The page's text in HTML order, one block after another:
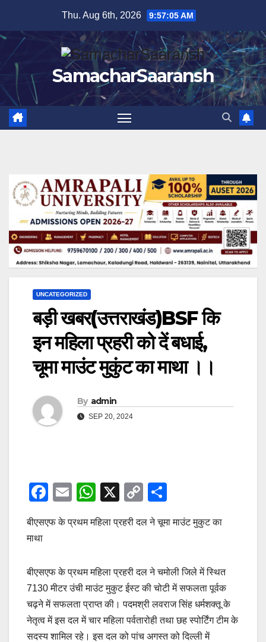
content
Thu. Aug 6th, 2026 9:57:05 AM
SamacharSaaransh
UNCATEGORIZED
बड़ी खबर(उत्तराखंड)BSF कि
इन महिला प्रहरी को दें बधाई,
चूमा माउंट मुकुंट का माथा ।।
By admin
SEP 20, 2024
F
c
b
o
o
k
E
ail
W
at
A
p
p
X
C
o
p
Li
n
k
ar
बीएसएफ के प्रथम महिला प्रहरी दल ने चूमा माउंट मुकुट का
माथा
बीएसएफ के प्रथम महिला प्रहरी दल ने चमोली जिले में स्थित
7130 मीटर उंची माउंट मुकुट ईस्ट की चोटी में सफलता पूर्वक
चढ़ने में सफलता प्राप्त की। पदमश्री लवराज सिंह धर्मशक्तू के
नेतृत्व में इस दल में चार महिला पर्वतारोही तथा छह स्पोर्टिंग टीम के
सदस्य शामिल रहे। इस दल को पांच अगस्त को दिल्ली में